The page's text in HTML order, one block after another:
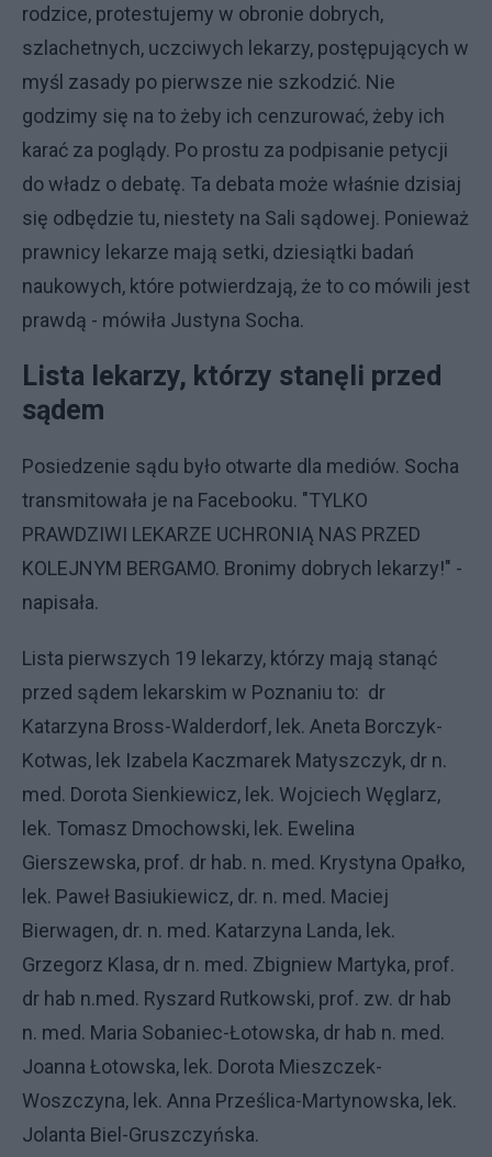
rodzice, protestujemy w obronie dobrych,
szlachetnych, uczciwych lekarzy, postępujących w
myśl zasady po pierwsze nie szkodzić. Nie
godzimy się na to żeby ich cenzurować, żeby ich
karać za poglądy. Po prostu za podpisanie petycji
do władz o debatę. Ta debata może właśnie dzisiaj
się odbędzie tu, niestety na Sali sądowej. Ponieważ
prawnicy lekarze mają setki, dziesiątki badań
naukowych, które potwierdzają, że to co mówili jest
prawdą - mówiła Justyna Socha.
Lista lekarzy, którzy stanęli przed
sądem
Posiedzenie sądu było otwarte dla mediów. Socha
transmitowała je na Facebooku. "TYLKO
PRAWDZIWI LEKARZE UCHRONIĄ NAS PRZED
KOLEJNYM BERGAMO. Bronimy dobrych lekarzy!" -
napisała.
Lista pierwszych 19 lekarzy, którzy mają stanąć
przed sądem lekarskim w Poznaniu to: dr
Katarzyna Bross-Walderdorf, lek. Aneta Borczyk-
Kotwas, lek Izabela Kaczmarek Matyszczyk, dr n.
med. Dorota Sienkiewicz, lek. Wojciech Węglarz,
lek. Tomasz Dmochowski, lek. Ewelina
Gierszewska, prof. dr hab. n. med. Krystyna Opałko,
lek. Paweł Basiukiewicz, dr. n. med. Maciej
Bierwagen, dr. n. med. Katarzyna Landa, lek.
Grzegorz Klasa, dr n. med. Zbigniew Martyka, prof.
dr hab n.med. Ryszard Rutkowski, prof. zw. dr hab
n. med. Maria Sobaniec-Łotowska, dr hab n. med.
Joanna Łotowska, lek. Dorota Mieszczek-
Woszczyna, lek. Anna Prześlica-Martynowska, lek.
Jolanta Biel-Gruszczyńska.